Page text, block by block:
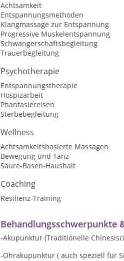
Achtsamkeit
Entspannungsmethoden
Klangmassage zur Entspannung
Progressive Muskelentspannung
Schwangerschaftsbegleitung
Trauerbegleitung
Psychotherapie
Entspannungstherapie
Hospizarbeit
Phantasiereisen
Sterbebegleitung
Wellness
Achtsamkeitsbasierte Massagen
Bewegung und Tanz
Säure-Basen-Haushalt
Coaching
Resilienz-Training
Behandlungsschwerpunkte
-Akupunktur (Traditionelle
-Ohrakupunktur ( auch speziell für